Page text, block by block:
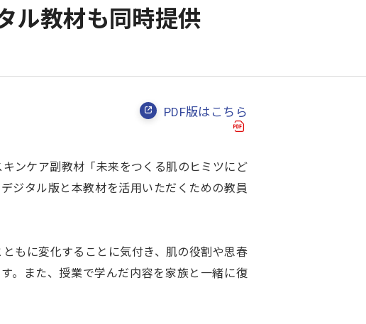
ル教材も同時提供
PDF版はこちら
ンケア副教材「未来をつくる肌のヒミツにど
ジタル版と本教材を活用いただくための教員
もに変化することに気付き、肌の役割や思春
。また、授業で学んだ内容を家族と一緒に復